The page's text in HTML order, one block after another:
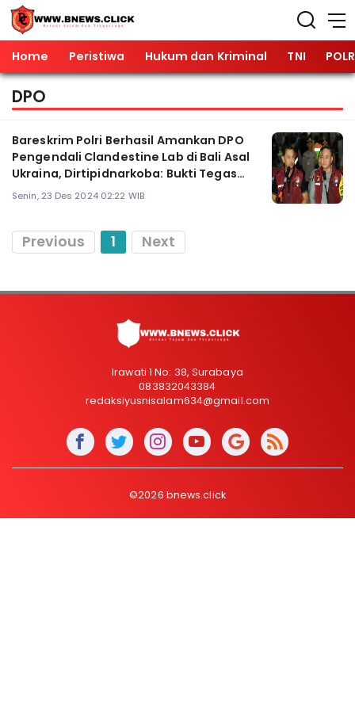
Home Peristiwa Hukum dan Kriminal TNI
DPO
Bareskrim Polri Berhasil Amankan DPO
Pengendali Clandestine Lab di Bali Asal
Ukraina, Dirtipidnarkoba: Bukti Tegas
Perang Melawan Narkoba
Senin, 23 Des 2024 02:22 WIB
Previous 1 Next
Irawati 1 No: 38, Surabaya
083832043384
redaksiyusnisalam634@gmail.com
©2026 bnews.click